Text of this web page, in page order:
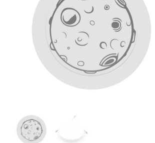
Pirkimo-pardavimo taisyklės
Privatumo politika
Atsiskaitymo informacija
Gamybos terminai ir procesas